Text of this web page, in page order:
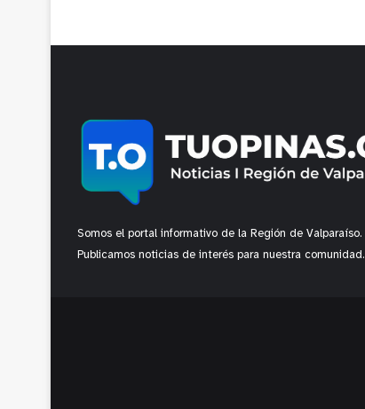
Somos el portal informativo de la Región de Valparaíso.
Publicamos noticias de interés para nuestra comunidad.